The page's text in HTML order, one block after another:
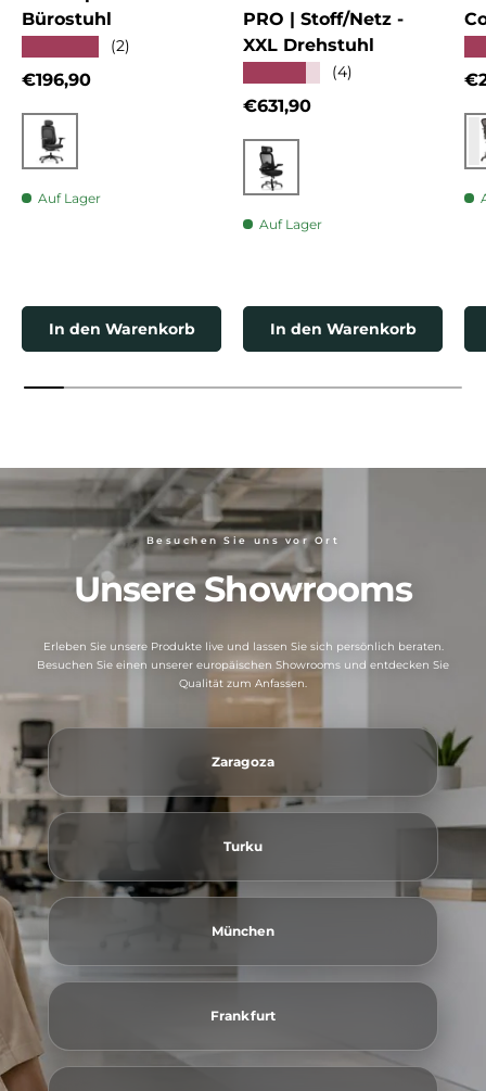
Bürostuhl
(2)
Normaler Preis
€196,90
Schwarz
Auf Lager
In den Warenkorb
PRO | Stoff/Netz -
XXL Drehstuhl
(4)
Normaler Preis
€631,90
Schwarz
Auf Lager
In den Warenkorb
Besuchen Sie uns vor Ort
Unsere Showrooms
Erleben Sie unsere Produkte live und lassen Sie sich persönlich beraten.
Besuchen Sie einen unserer europäischen Showrooms und entdecken Sie
Qualität zum Anfassen.
Zaragoza
Turku
München
Frankfurt